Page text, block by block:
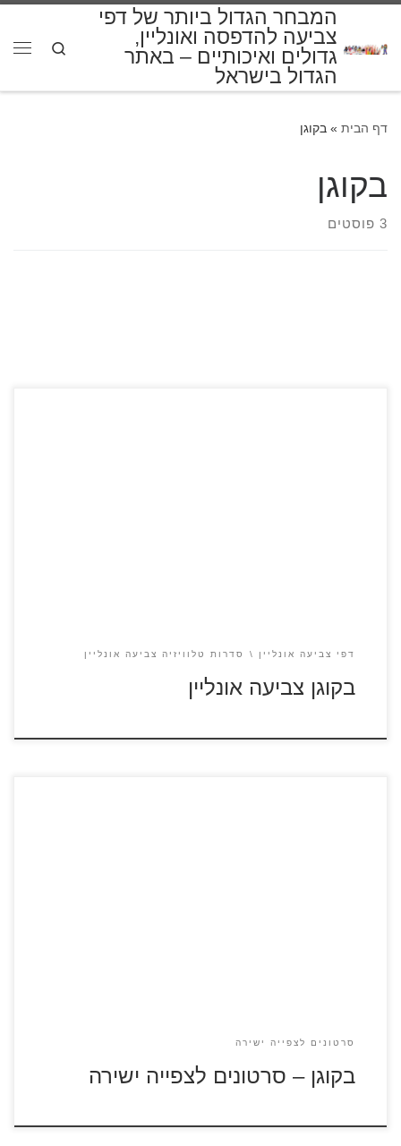
המבחר הגדול ביותר של דפי
צביעה להדפסה ואונליין,
גדולים ואיכותיים – באתר
הגדול בישראל
Search
דף הבית » בקוגן
בקוגן
3 פוסטים
דפי צביעה אונליין סדרות טלוויזיה צביעה אונליין
בקוגן צביעה אונליין
סרטונים לצפייה ישירה
בקוגן – סרטונים לצפייה ישירה